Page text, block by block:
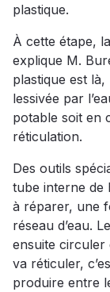
plastique.
À cette étape,
explique M.
plastique est
lessivée par
potable soit en
réticulation.
Des outils
tube interne de
à réparer, une
réseau d’eau.
ensuite circuler
va réticuler,
produire entre